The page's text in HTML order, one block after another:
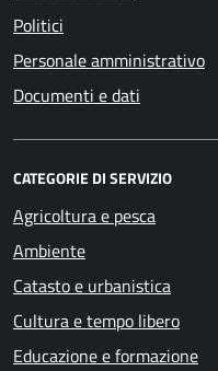
Politici
Personale amministrativo
Documenti e dati
CATEGORIE DI SERVIZIO
Agricoltura e pesca
Ambiente
Catasto e urbanistica
Cultura e tempo libero
Educazione e formazione